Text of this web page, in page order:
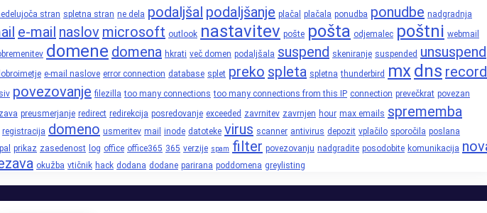
stran spletna stran ne dela podaljšal podaljšanje plačal plačala ponudba ponudbe nadgradnja
e-mail naslov microsoft outlook nastavitev pošte pošta odjemalec poštni webmail
domene domena hkrati več domen podaljšala suspend skeniranje suspended unsuspend
e-mail naslove error connection database splet preko spleta spletna thunderbird mx dns record
povezovanje filezilla too many connections too many connections from this IP connection prevečkrat povezan
preusmerjanje redirect redirekcija posredovanje exceeded zavrnitev zavrnjen hour max emails sprememba
registracija domeno usmeritev mail inode datoteke virus scanner antivirus depozit vplačilo sporočila poslana
prikaz zasedenost log office office365 365 verzije spam filter povezovanju nadgradite posodobite komunikacija
okužba vtičnik hack dodana dodane parirana poddomena greylisting